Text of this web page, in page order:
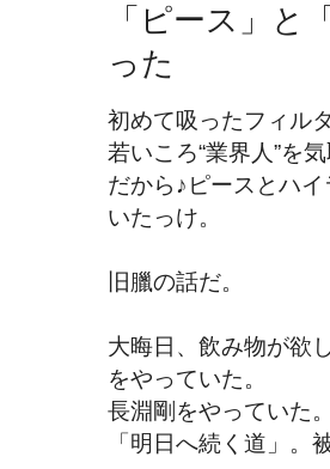
「ピース」と
った
初めて吸ったフィル
若いころ“業界人”を
だから♪ピースとハ
いたっけ。
旧臘の話だ。
大晦日、飲み物が欲
をやっていた。
長淵剛をやっていた
「明日へ続く道」。